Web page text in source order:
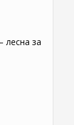
лесна за